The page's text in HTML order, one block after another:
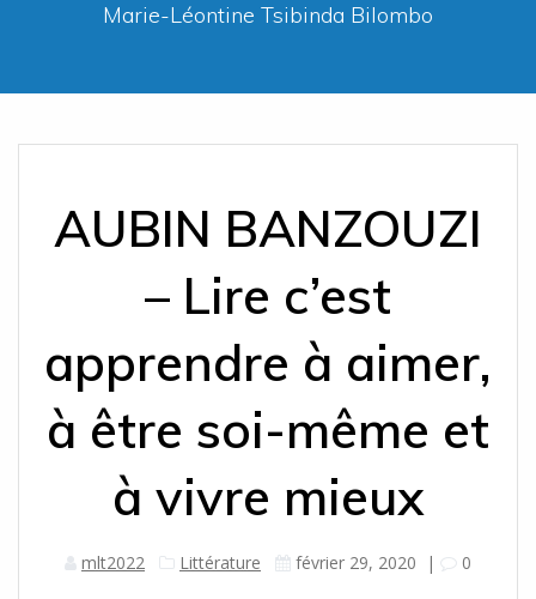
Marie-Léontine Tsibinda Bilombo
AUBIN BANZOUZI
– Lire c’est
apprendre à aimer,
à être soi-même et
à vivre mieux
mlt2022 Littérature février 29, 2020 | 0